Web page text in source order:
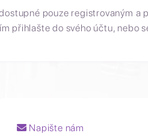
pouze registrovaným a
přihlašte do svého účtu, nebo
Napište nám